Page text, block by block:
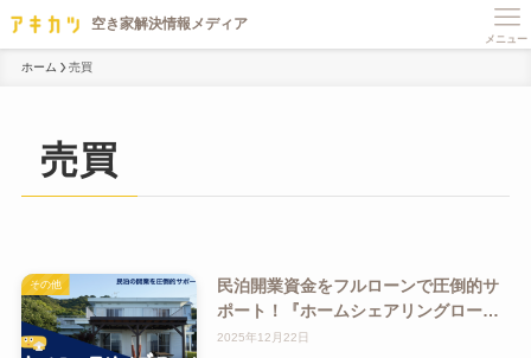
メニュー
ホーム 売買
売買
その他
民泊開業資金をフルローンで圧倒的サ
ポート！『ホームシェアリングロー
ン』で空き家の民泊化も促進
2025年12月22日